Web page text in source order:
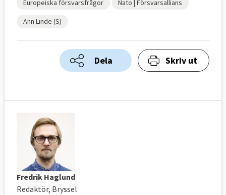
Europeiska försvarsfrågor Nato | Försvarsallians
Ann Linde (S)
Dela Skriv ut
Fredrik Haglund
Redaktör, Bryssel